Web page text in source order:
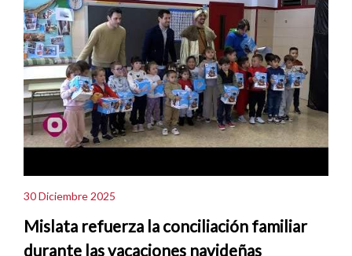
30 Diciembre 2025
Mislata refuerza la conciliación familiar
durante las vacaciones navideñas